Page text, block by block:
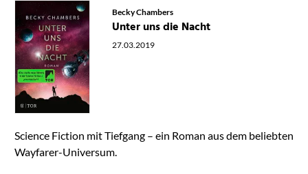
Becky Chambers
Unter uns die Nacht
27.03.2019
Science Fiction mit Tiefgang – ein Roman aus dem beliebten
Wayfarer-Universum.